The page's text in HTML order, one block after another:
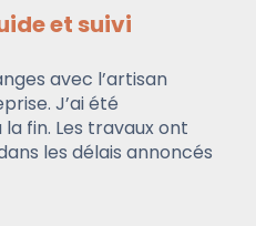
et suivi
avec l’artisan
J’ai été
fin. Les travaux ont
les délais annoncés